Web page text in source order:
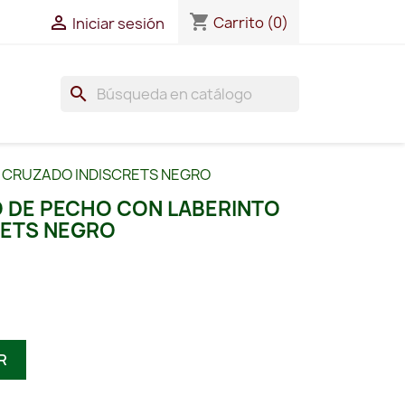
 Iniciar sesión shopping_cart Carrito (0)
search
INDISCRETS NEGRO
PECHO CON LABERINTO
NEGRO